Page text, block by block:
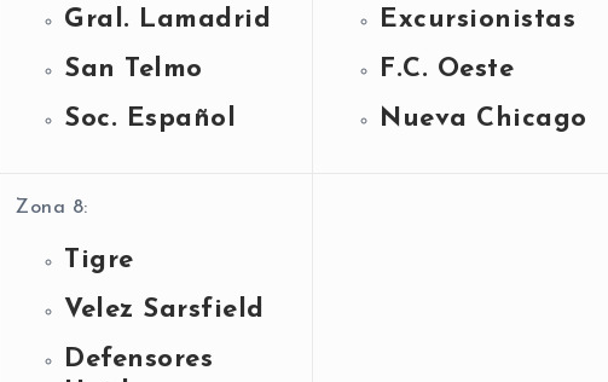
Gral. Lamadrid
San Telmo
Soc. Español
Excursionistas
F.C. Oeste
Nueva Chicago
Zona 8:
Tigre
Velez Sarsfield
Defensores